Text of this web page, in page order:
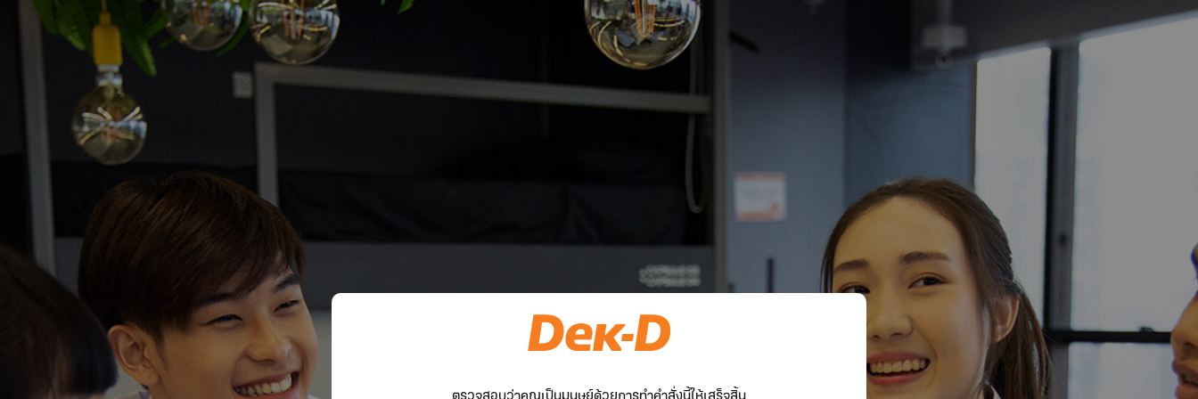
ตรวจสอบว่าคุณเป็นมนุษย์ด้วยการทำคำสั่งนี้ให้เสร็จสิ้น